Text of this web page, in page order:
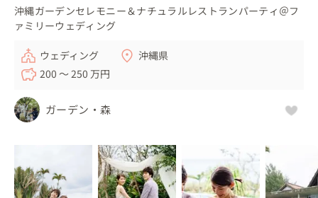
・・・・・・・・・・・・・・・・・・・・・・・・・・
・・・・・・・・・
沖縄ガーデンセレモニー＆ナチュラルレストランパーティ＠フ
ァミリーウェディング
ウェディング
沖縄県
200 〜 250 万円
ガーデン・森